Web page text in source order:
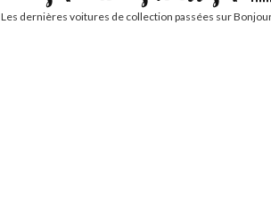
Les dernières voitures de collection passées sur